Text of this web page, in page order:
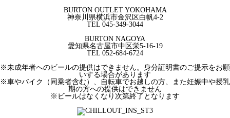
BURTON OUTLET YOKOHAMA
神奈川県横浜市金沢区白帆4-2
TEL 045-349-3044
BURTON NAGOYA
愛知県名古屋市中区栄5-16-19
TEL 052-684-6724
※未成年者へのビールの提供はできません。身分証明書のご提示をお願
いする場合があります
※車やバイク（同乗者含む）、自転車でお越しの方、また妊娠中や授乳
期の方への提供はできません
※ビールはなくなり次第終了となります